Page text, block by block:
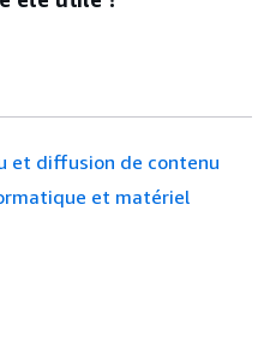
et diffusion de contenu
et matériel